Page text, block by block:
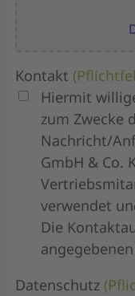
Kontakt
Hiermit
zum Zwecke
Nachricht/
GmbH & Co.
verwendet
Die
Datenschutz